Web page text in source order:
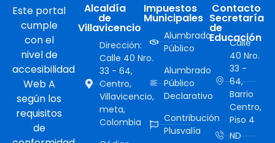
Este portal
cumple
con el
nivel de
accesibilidad
Web A
según los
requisitos
de
Alcaldía
de
Villavicencio
Dirección:
Calle 40 Nro.
33 - 64,
Centro,
Villavicencio,
meta,
Colombia
Impuestos
Municipales
Alumbrado
Público
Alumbrado
Público
Declarativo
Contribución
Plusvalía
Contacto
Secretaría
de
Educación
Calle
40 Nro.
33 -
64,
Barrio
Centro,
Piso 4
ND